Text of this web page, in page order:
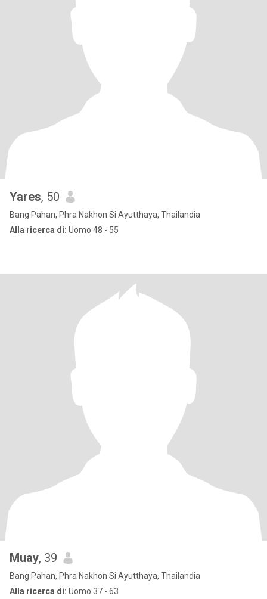
Yares, 50
Bang Pahan, Phra Nakhon Si Ayutthaya, Thailandia
Alla ricerca di: Uomo 48 - 55
Muay, 39
Bang Pahan, Phra Nakhon Si Ayutthaya, Thailandia
Alla ricerca di: Uomo 37 - 63